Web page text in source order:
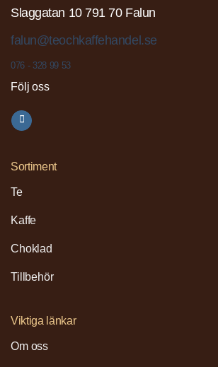
Slaggatan 10 791 70 Falun
falun@teochkaffehandel.se
076 - 328 99 53
Följ oss
Sortiment
Te
Kaffe
Choklad
Tillbehör
Viktiga länkar
Om oss